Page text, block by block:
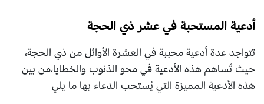
أدعية المستحبة في عشر ذي الحجة
تتواجد عدة أدعية محببة في العشرة الأوائل من ذي الحجة،
حيث تُساهم هذه الأدعية في محو الذنوب والخطايا،من بين
هذه الأدعية المميزة التي يُستحب الدعاء بها ما يلي